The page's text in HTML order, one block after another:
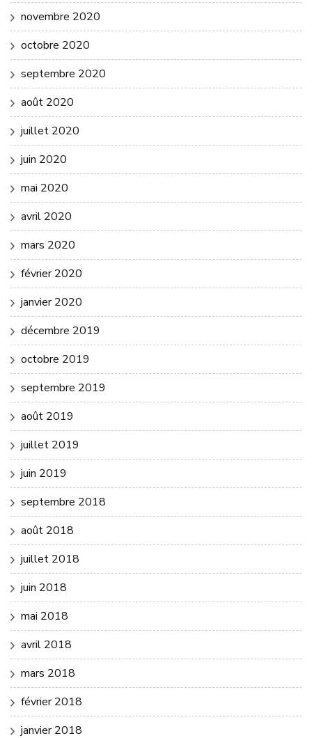
novembre 2020
octobre 2020
septembre 2020
août 2020
juillet 2020
juin 2020
mai 2020
avril 2020
mars 2020
février 2020
janvier 2020
décembre 2019
octobre 2019
septembre 2019
août 2019
juillet 2019
juin 2019
septembre 2018
août 2018
juillet 2018
juin 2018
mai 2018
avril 2018
mars 2018
février 2018
janvier 2018